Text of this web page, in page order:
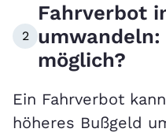
2
Fahrverbot
umwandeln:
möglich?
Ein Fahrverbot
höheres Bußgeld